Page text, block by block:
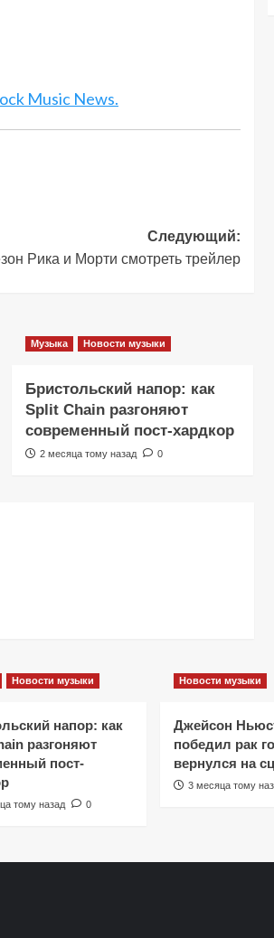
Music News.
Следующий:
Рика и Морти смотреть трейлер
Музыка Новости музыки
Бристольский напор: как
Split Chain разгоняют
современный пост-хардкор
2 месяца тому назад 0
Новости музыки
напор: как
разгоняют
пост-
тому назад 0
Новости музыки
Джейсон
победил рак
вернулся на
3 месяца тому